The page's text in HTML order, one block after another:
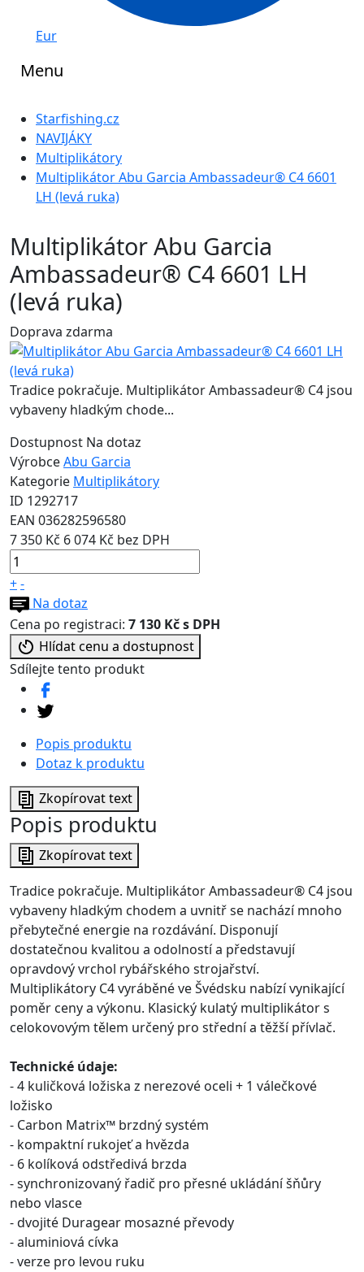
Eur
Menu
Starfishing.cz
NAVIJÁKY
Multiplikátory
Multiplikátor Abu Garcia Ambassadeur® C4 6601
LH (levá ruka)
Multiplikátor Abu Garcia
Ambassadeur® C4 6601 LH
(levá ruka)
Doprava zdarma
Tradice pokračuje. Multiplikátor Ambassadeur® C4 jsou
vybaveny hladkým chode...
Dostupnost Na dotaz
VýrobceAbu Garcia
Kategorie Multiplikátory
ID 1292717
EAN 036282596580
7 350 Kč 6 074 Kč bez DPH
+-
Na dotaz
Cena po registraci: 7 130 Kč s DPH
Hlídat cenu a dostupnost
Sdílejte tento produkt
Popis produktu
Dotaz k produktu
Zkopírovat text
Popis produktu
Zkopírovat text
Tradice pokračuje. Multiplikátor Ambassadeur® C4 jsou
vybaveny hladkým chodem a uvnitř se nachází mnoho
přebytečné energie na rozdávání. Disponují
dostatečnou kvalitou a odolností a představují
opravdový vrchol rybářského strojařství.
Multiplikátory C4 vyráběné ve Švédsku nabízí vynikající
poměr ceny a výkonu. Klasický kulatý multiplikátor s
celokovovým tělem určený pro střední a těžší přívlač.
Technické údaje:
- 4 kuličková ložiska z nerezové oceli + 1 válečkové
ložisko
- Carbon Matrix™ brzdný systém
- kompaktní rukojeť a hvězda
- 6 kolíková odstředivá brzda
- synchronizovaný řadič pro přesné ukládání šňůry
nebo vlasce
- dvojité Duragear mosazné převody
- aluminiová cívka
- verze pro levou ruku